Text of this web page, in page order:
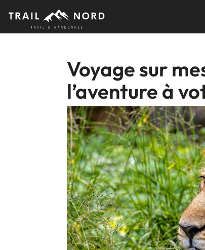
Voyage sur
l’aventure à